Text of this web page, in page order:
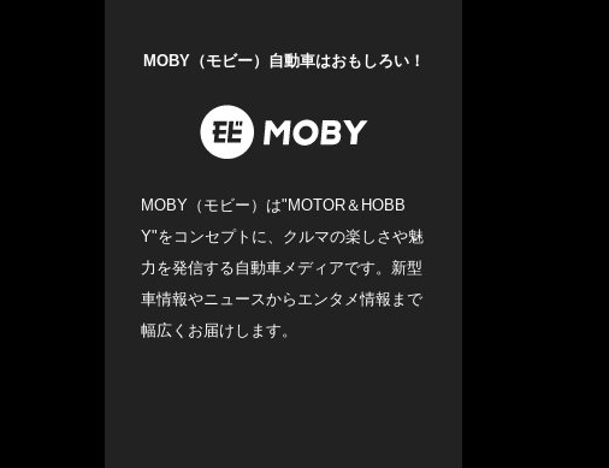
MOBY（モビー）自動車はおもしろい！
MOBY（モビー）は"MOTOR＆HOBB
Y"をコンセプトに、クルマの楽しさや魅
力を発信する自動車メディアです。新型
車情報やニュースからエンタメ情報まで
幅広くお届けします。